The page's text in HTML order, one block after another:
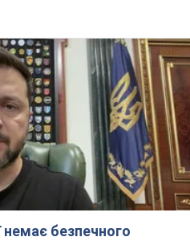
немає безпечного